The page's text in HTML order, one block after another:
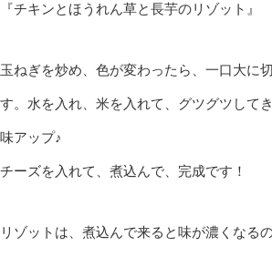
『チキンとほうれん草と長芋のリゾット』
玉ねぎを炒め、色が変わったら、一口大に
す。水を入れ、米を入れて、グツグツして
味アップ♪
チーズを入れて、煮込んで、完成です！
リゾットは、煮込んで来ると味が濃くなる